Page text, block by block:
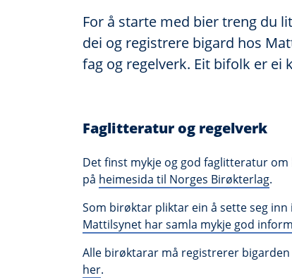
For å starte med bier treng du
dei og registrere bigard hos
fag og regelverk. Eit bifolk er ei
Faglitteratur og regelverk
Det finst mykje og god faglitteratur
på heimesida til Norges Birøkterlag.
Som birøktar pliktar ein å sette seg
Mattilsynet har samla mykje god
Alle birøktarar må registrerer
her.